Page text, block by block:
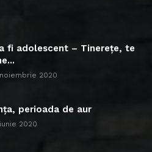
fi adolescent – Tinerețe, te
2020
perioada de aur
2020